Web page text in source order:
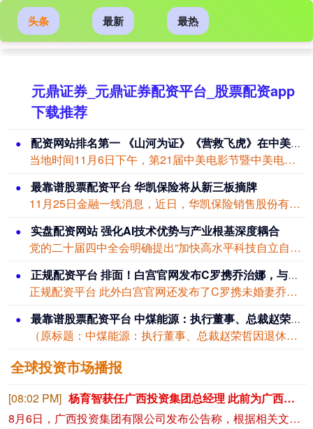
元鼎证券_元鼎证券配资平台_股票配资app
下载推荐
配资网站排名第一 《山河为证》《营救飞虎》在中美电影节斩获两项大奖
当地时间11月6日下午，第21届中美电影节暨中美电视节开幕式及“金天使奖”颁奖典...
最靠谱股票配资平台 华凯保险将从新三板摘牌
11月25日金融一线消息，近日，华凯保险销售股份有限公司（下称“华凯保险”）公告...
实盘配资网站 强化AI技术优势与产业根基深度耦合
党的二十届四中全会明确提出“加快高水平科技自立自强实盘配资网站，引领发展新质生产...
正规配资平台 排面！白宫官网发布C罗携乔治娜，与特朗普在白宫交谈、合影组图
正规配资平台 此外白宫官网还发布了C罗携未婚妻乔治娜拜访特朗普办公室，与特朗普交...
最靠谱股票配资平台 中煤能源：执行董事、总裁赵荣哲因退休辞职
（原标题：中煤能源：执行董事、总裁赵荣哲因退休辞职） 雷达财经 文|冯秀语 编|...
全球投资市场播报
[08:02 PM]
杨育智获任广西投资集团总经理 此前为广西北部湾银行行长
8月6日，广西投资集团有限公司发布公告称，根据相关文件精神，正式聘任杨育智为广西投资集团副董事长、总经理。简历显示，杨育智出生于1972年2月，经济学硕士。他曾长期供职于中国银行系统，历任中行广东省分行个人金融部总经理、汕头分行行长、渠道管理部总经理等职；随后出任广西贺州市副市长，贺州市委常委、统战部部长。在此次履新广西投资集团前，杨育智的职务为广西北部湾银行党委副书记、副董事长、行长。
头条 最新 最热